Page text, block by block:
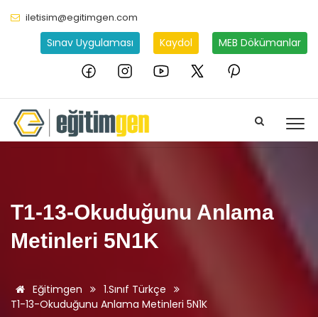
iletisim@egitimgen.com
Sınav Uygulaması Kaydol MEB Dökümanlar
T1-13-Okuduğunu Anlama
Metinleri 5N1K
Eğitimgen
1.Sınıf Türkçe
T1-13-Okuduğunu Anlama Metinleri 5N1K